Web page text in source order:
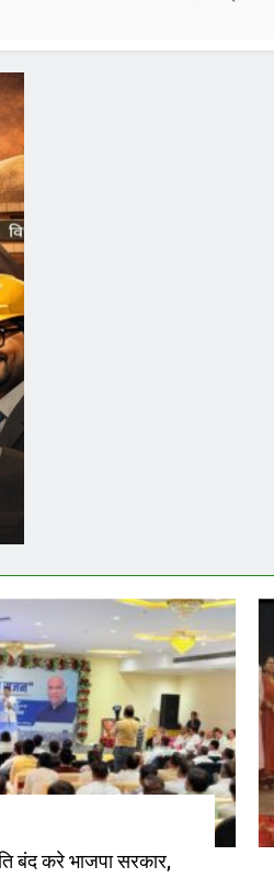
बंद करे भाजपा सरकार,